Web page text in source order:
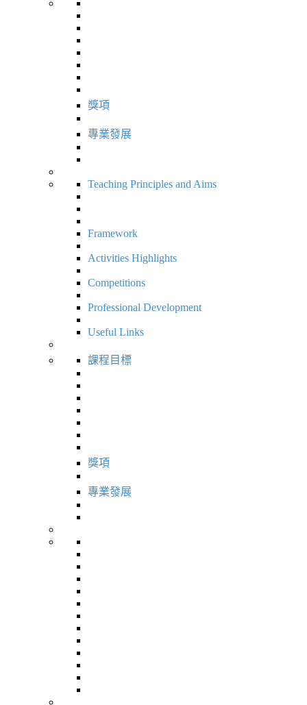
獎項
專業發展
Teaching Principles and Aims
Framework
Activities Highlights
Competitions
Professional Development
Useful Links
課程目標
獎項
專業發展